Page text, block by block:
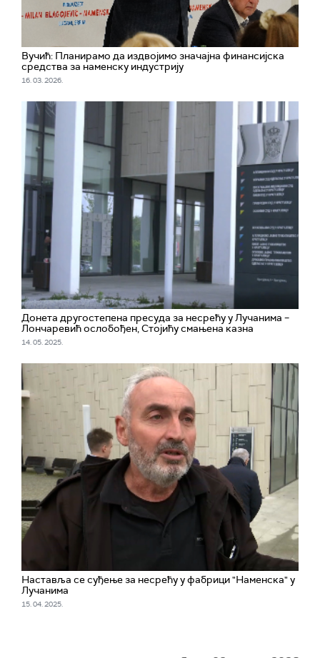
Вучић: Планирамо да издвојимо значајна финансијска
средства за наменску индустрију
16. 03. 2026.
Донета другостепена пресуда за несрећу у Лучанима –
Лончаревић ослобођен, Стојићу смањена казна
14. 05. 2025.
Наставља се суђење за несрећу у фабрици "Наменска" у
Лучанима
15. 04. 2025.